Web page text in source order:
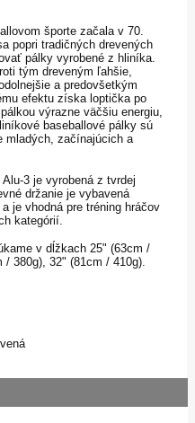
športe začala v 70.
popri tradičných drevených
pálky vyrobené z hliníka.
tým dreveným ľahšie,
a predovšetkým
efektu získa loptička po
výrazne väčšiu energiu,
baseballové pálky sú
mladých, začínajúcich a
3 je vyrobená z tvrdej
držanie je vybavená
je vhodná pre tréning hráčov
kategórií.
v dĺžkach 25" (63cm /
/ 380g), 32" (81cm / 410g).